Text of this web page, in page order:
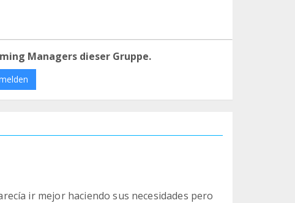
Managers dieser Gruppe.
ir mejor haciendo sus necesidades pero